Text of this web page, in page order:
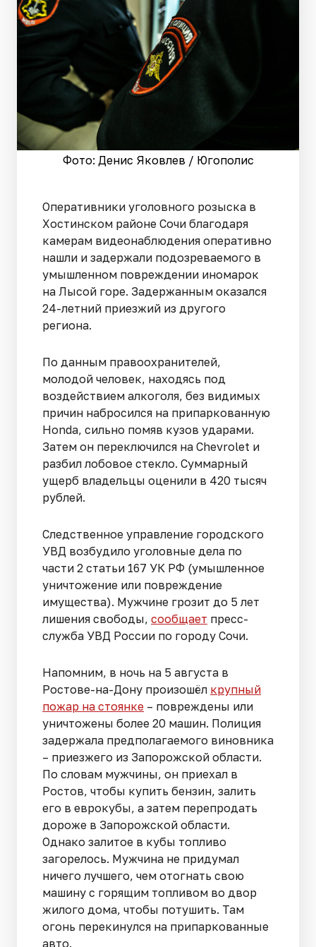
Фото: Денис Яковлев / Югополис
Оперативники уголовного розыска в
Хостинском районе Сочи благодаря
камерам видеонаблюдения оперативно
нашли и задержали подозреваемого в
умышленном повреждении иномарок
на Лысой горе. Задержанным оказался
24-летний приезжий из другого
региона.
По данным правоохранителей,
молодой человек, находясь под
воздействием алкоголя, без видимых
причин набросился на припаркованную
Honda, сильно помяв кузов ударами.
Затем он переключился на Chevrolet и
разбил лобовое стекло. Суммарный
ущерб владельцы оценили в 420 тысяч
рублей.
Следственное управление городского
УВД возбудило уголовные дела по
части 2 статьи 167 УК РФ (умышленное
уничтожение или повреждение
имущества). Мужчине грозит до 5 лет
лишения свободы, сообщает пресс-
служба УВД России по городу Сочи.
Напомним, в ночь на 5 августа в
Ростове-на-Дону произошёл крупный
пожар на стоянке – повреждены или
уничтожены более 20 машин. Полиция
задержала предполагаемого виновника
– приезжего из Запорожской области.
По словам мужчины, он приехал в
Ростов, чтобы купить бензин, залить
его в еврокубы, а затем перепродать
дороже в Запорожской области.
Однако залитое в кубы топливо
загорелось. Мужчина не придумал
ничего лучшего, чем отогнать свою
машину с горящим топливом во двор
жилого дома, чтобы потушить. Там
огонь перекинулся на припаркованные
авто.